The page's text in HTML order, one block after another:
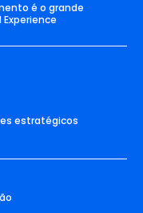
é o grande
Experience
estratégicos